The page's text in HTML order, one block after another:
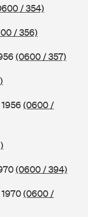
/ 354)
/ 356)
(0600 / 357)
(0600 /
(0600 / 394)
(0600 /